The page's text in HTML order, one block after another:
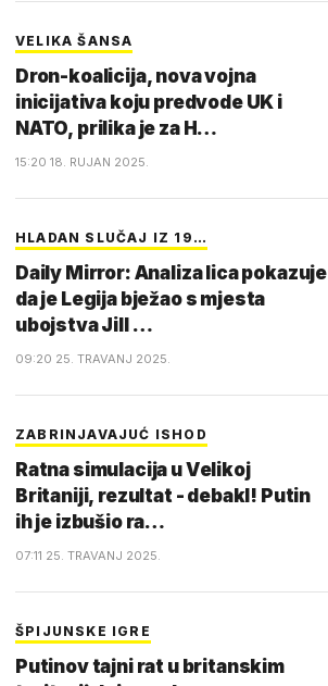
VELIKA ŠANSA
Dron-koalicija, nova vojna
inicijativa koju predvode UK i
NATO, prilika je za H…
15:20 18. RUJAN 2025.
HLADAN SLUČAJ IZ 19…
Daily Mirror: Analiza lica pokazuje
da je Legija bježao s mjesta
ubojstva Jill …
09:20 25. TRAVANJ 2025.
ZABRINJAVAJUĆ ISHOD
Ratna simulacija u Velikoj
Britaniji, rezultat - debakl! Putin
ih je izbušio ra…
07:11 25. TRAVANJ 2025.
ŠPIJUNSKE IGRE
Putinov tajni rat u britanskim